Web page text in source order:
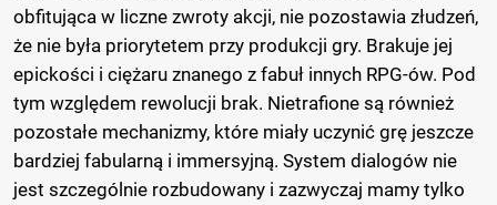
obfitująca w liczne zwroty akcji, nie pozostawia złudzeń,
że nie była priorytetem przy produkcji gry. Brakuje jej
epickości i ciężaru znanego z fabuł innych RPG-ów. Pod
tym względem rewolucji brak. Nietrafione są również
pozostałe mechanizmy, które miały uczynić grę jeszcze
bardziej fabularną i immersyjną. System dialogów nie
jest szczególnie rozbudowany i zazwyczaj mamy tylko